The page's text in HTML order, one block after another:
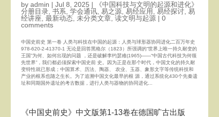
by admin | Jul 8, 2025 |
《中国科技与文明的起源和进化》
分册目录, 书系 学会通讯, 易之源, 易经应用 易经探讨, 易
经讲座 最新动态, 未分类文章, 读文明与起源| 0
comments
中国史前史 第一卷 人类与科技在中国的起源：人类与球形器协同进化二百万年史
978-620-2-41370-1 无论是回答黑格尔（1823）所强调的“世界上唯一持久耐变的
王国”为何、如何出现的问题 ，还是破解李约瑟难(1965)——“中国古代科技为何领
先世界”，我们都必须探索中国史前 史。因为正是在那个时代，中国文化的持久耐
变特性就已形成；中国算术、历法、陶器、 农业、玉器、象形文字等传统科技和
产业的根系也随之生长。为了追溯中国文化最早的根 源，通过系统化430个先秦遗
址和同期国外遗址的考古数据，进行人类与器物的协同进化...
《中国史前史》中文版第1-13卷在德国旷古出版